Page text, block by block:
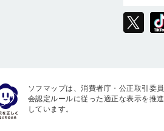
ソフマップは、消費者庁・公正取引委員
会認定ルールに従った適正な表示を推進
しています。